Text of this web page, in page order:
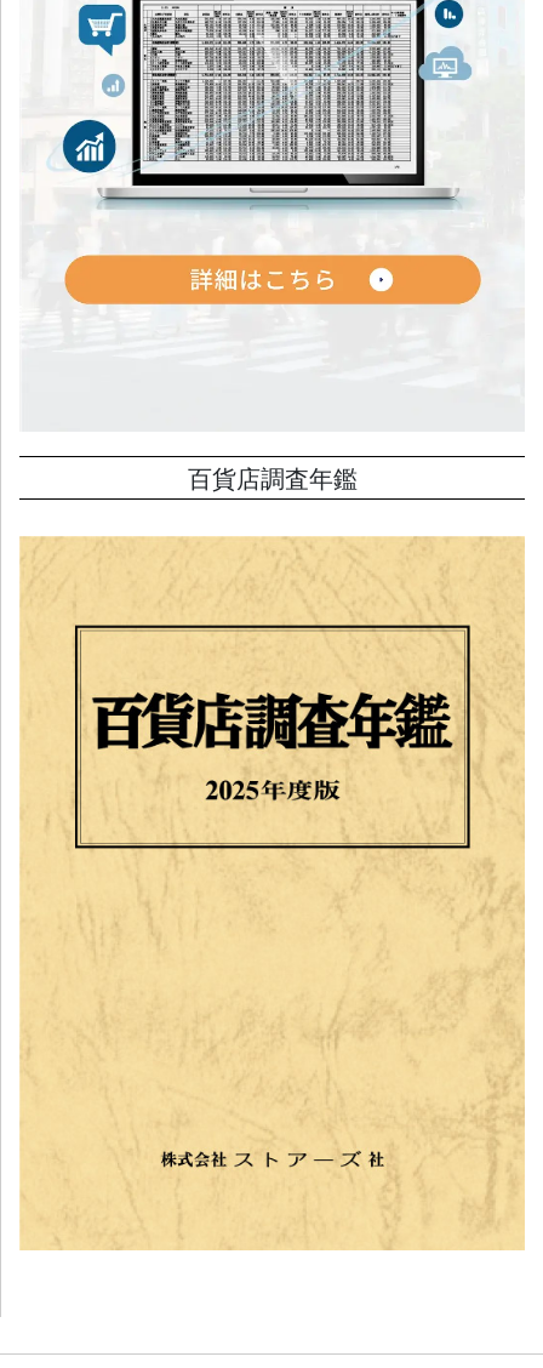
百貨店調査年鑑